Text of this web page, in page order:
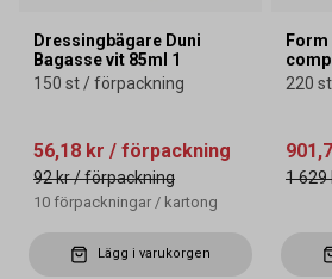
Dressingbägare Duni
Bagasse vit 85ml 1
150 st / förpackning
56,18 kr / förpackning
92 kr/ förpackning
10 förpackningar / kartong
Lägg i varukorgen
Form
220
1 629